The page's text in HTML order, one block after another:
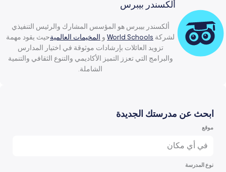
ألكسندر بيبرس
ألكسندر بيبرس هو المؤسس المشارك والرئيس التنفيذي
لشركة World Schools و المخيمات العالميةحيث يقود مهمة
تزويد العائلات بإرشادات موثوقة في اختيار المدارس
والبرامج التي تعزز التميز الأكاديمي والتنوع الثقافي والتنمية
الشاملة.
ابحث عن مدرستك الجديدة
موقع
في أي مكان
نوع المدرسة